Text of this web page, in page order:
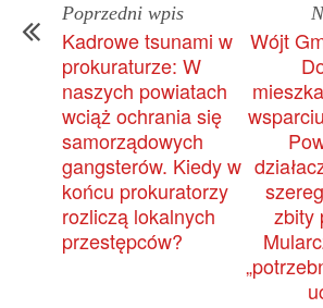
Poprzedni wpis
Kadrowe tsunami w
prokuraturze: W
naszych powiatach
wciąż ochrania się
samorządowych
gangsterów. Kiedy w
końcu prokuratorzy
rozliczą lokalnych
przestępców?
Wójt
zbity